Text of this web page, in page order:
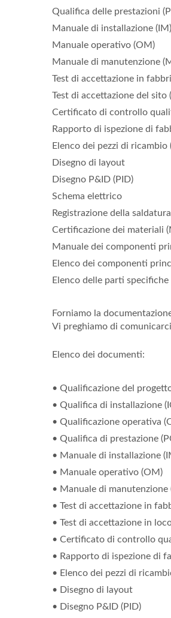
Qualifica delle prestazioni
Manuale di installazione (IM)
Manuale operativo (OM)
Manuale di manutenzione
Test di accettazione in
Test di accettazione del sito
Certificato di controllo
Rapporto di ispezione di
Elenco dei pezzi di ricambio
Disegno di layout
Disegno P&ID (PID)
Schema elettrico
Registrazione della
Certificazione dei materiali
Manuale dei componenti
Elenco dei componenti
Elenco delle parti specifiche
Forniamo la
Vi preghiamo di
Elenco dei documenti:
• Qualificazione del
• Qualifica di installazione
• Qualificazione operativa
• Qualifica di prestazione
• Manuale di installazione
• Manuale operativo (OM)
• Manuale di manutenzione
• Test di accettazione in
• Test di accettazione in
• Certificato di controllo
• Rapporto di ispezione di
• Elenco dei pezzi di
• Disegno di layout
• Disegno P&ID (PID)